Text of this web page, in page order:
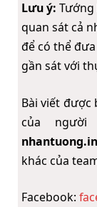
Lưu ý: Tướng
quan sát cả
để có thể
gần sát với
Bài viết được
của
khác của
Facebook: